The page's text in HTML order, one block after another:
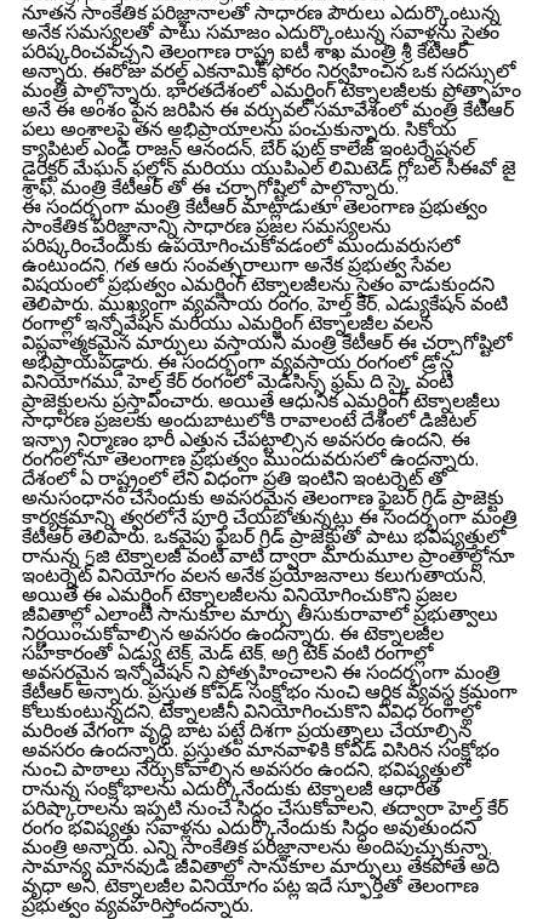
నూతన సాంకేతిక పరిజ్ఞానాలతో సాధారణ పౌరులు ఎదుర్కొంటున్న
అనేక సమస్యలతో పాటు సమాజం ఎదుర్కొంటున్న సవాళ్లను సైతం
పరిష్కరించవచ్చని తెలంగాణ రాష్ట్ర ఐటీ శాఖ మంత్రి శ్రీ కేటీఆర్
అన్నారు. ఈరోజు వరల్డ్ ఎకనామిక్ ఫోరం నిర్వహించిన ఒక సదస్సులో
మంత్రి పాల్గొన్నారు. భారతదేశంలో ఎమర్జింగ్ టెక్నాలజీలకు ప్రోత్సాహం
అనే ఈ అంశం పైన జరిపిన ఈ వర్చువల్ సమావేశంలో మంత్రి కేటీఆర్
పలు అంశాలపై తన అభిప్రాయాలను పంచుకున్నారు. సికోయ
క్యాపిటల్ ఎండి రాజన్ ఆనందన్, బేర్ ఫుట్ కాలేజ్ ఇంటర్నేషనల్
డైరెక్టర్ మేఘన్ ఫల్లోన్ మరియు యుపిఎల్ లిమిటెడ్ గ్లోబల్ సీఈవో జై
శ్రాఫ్, మంత్రి కేటీఆర్ తో ఈ చర్చాగోష్టిలో పాల్గొన్నారు.
ఈ సందర్భంగా మంత్రి కేటీఆర్ మాట్లాడుతూ తెలంగాణ ప్రభుత్వం
సాంకేతిక పరిజ్ఞానాన్ని సాధారణ ప్రజల సమస్యలను
పరిష్కరించేందుకు ఉపయోగించుకోవడంలో ముందువరుసలో
ఉంటుందని, గత ఆరు సంవత్సరాలుగా అనేక ప్రభుత్వ సేవల
విషయంలో ప్రభుత్వం ఎమర్జింగ్ టెక్నాలజీలను సైతం వాడుకుందని
తెలిపారు. ముఖ్యంగా వ్యవసాయ రంగం, హెల్త్ కేర్, ఎడ్యుకేషన్ వంటి
రంగాల్లో ఇన్నోవేషన్ మరియు ఎమర్జింగ్ టెక్నాలజీల వలన
విప్లవాత్మకమైన మార్పులు వస్తాయని మంత్రి కేటీఆర్ ఈ చర్చాగోష్టిలో
అభిప్రాయపడ్డారు. ఈ సందర్భంగా వ్యవసాయ రంగంలో డ్రోన్ల
వినియోగము, హెల్త్ కేర్ రంగంలో మెడిసిన్స్ ఫ్రమ్ ది స్కై వంటి
ప్రాజెక్టులను ప్రస్తావించారు. అయితే ఆధునిక ఎమర్జింగ్ టెక్నాలజీలు
సాధారణ ప్రజలకు అందుబాటులోకి రావాలంటే దేశంలో డిజిటల్
ఇన్ఫ్రా నిర్మాణం భారీ ఎత్తున చేపట్టాల్సిన అవసరం ఉందని, ఈ
రంగంలోనూ తెలంగాణ ప్రభుత్వం ముందువరుసలో ఉందన్నారు.
దేశంలో ఏ రాష్ట్రంలో లేని విధంగా ప్రతి ఇంటిని ఇంటర్నెట్ తో
అనుసంధానం చేసేందుకు అవసరమైన తెలంగాణ ఫైబర్ గ్రిడ్ ప్రాజెక్టు
కార్యక్రమాన్ని త్వరలోనే పూర్తి చేయబోతున్నట్లు ఈ సందర్భంగా మంత్రి
కేటీఆర్ తెలిపారు. ఒకవైపు ఫైబర్ గ్రిడ్ ప్రాజెక్టుతో పాటు భవిష్యత్తులో
రానున్న 5జి టెక్నాలజీ వంటి వాటి ద్వారా మారుమూల ప్రాంతాల్లోనూ
ఇంటర్నెట్ వినియోగం వలన అనేక ప్రయోజనాలు కలుగుతాయని,
అయితే ఈ ఎమర్జింగ్ టెక్నాలజీలను వినియోగించుకొని ప్రజల
జీవితాల్లో ఎలాంటి సానుకూల మార్పు తీసుకురావాలో ప్రభుత్వాలు
నిర్ణయించుకోవాల్సిన అవసరం ఉందన్నారు. ఈ టెక్నాలజీల
సహకారంతో ఏడ్యు టెక్, మెడ్ టెక్, అగ్రి టెక్ వంటి రంగాల్లో
అవసరమైన ఇన్నోవేషన్ ని ప్రోత్సహించాలని ఈ సందర్భంగా మంత్రి
కేటీఆర్ అన్నారు. ప్రస్తుత కోవిడ్ సంక్షోభం నుంచి ఆర్థిక వ్యవస్థ క్రమంగా
కోలుకుంటున్నదని, టెక్నాలజీనీ వినియోగించుకొని వివిధ రంగాల్లో
మరింత వేగంగా వృద్ధి బాట పట్టే దిశగా ప్రయత్నాలు చేయాల్సిన
అవసరం ఉందన్నారు. ప్రస్తుతం మానవాళికి కోవిడ్ విసిరిన సంక్షోభం
నుంచి పాఠాలు నేర్చుకోవాల్సిన అవసరం ఉందని, భవిష్యత్తులో
రానున్న సంక్షోభాలను ఎదుర్కొనేందుకు టెక్నాలజీ ఆధారిత
పరిష్కారాలను ఇప్పటి నుంచే సిద్ధం చేసుకోవాలని, తద్వారా హెల్త్ కేర్
రంగం భవిష్యత్తు సవాళ్లను ఎదుర్కొనేందుకు సిద్ధం అవుతుందని
మంత్రి అన్నారు. ఎన్ని సాంకేతిక పరిజ్ఞానాలను అందిపుచ్చుకున్నా,
సామాన్య మానవుడి జీవితాల్లో సానుకూల మార్పులు తేకపోతే అది
వృధా అని, టెక్నాలజీల వినియోగం పట్ల ఇదే స్ఫూర్తితో తెలంగాణ
ప్రభుత్వం వ్యవహరిస్తోందన్నారు.